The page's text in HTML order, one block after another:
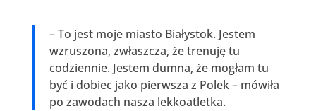
– To jest moje miasto Białystok. Jestem
wzruszona, zwłaszcza, że trenuję tu
codziennie. Jestem dumna, że mogłam tu
być i dobiec jako pierwsza z Polek – mówiła
po zawodach nasza lekkoatletka.